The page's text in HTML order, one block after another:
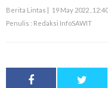
Berita Lintas | 19 May 2022 ,
Penulis : Redaksi InfoSAWIT